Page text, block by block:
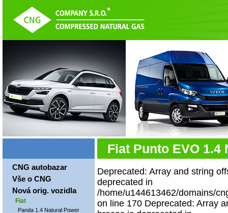
Fiat Punto EVO 1.4
Deprecated: Array and string
deprecated in
/home/u144613462/domains/
on line 170 Deprecated: Array
CNG autobazar
Vše o CNG
Nová orig. vozidla
Fiat
Panda 1.4 Natural Power